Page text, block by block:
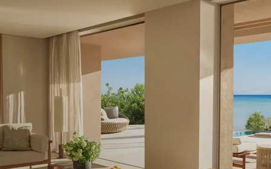
0
Privater Pool
Seitlicher Meerblick